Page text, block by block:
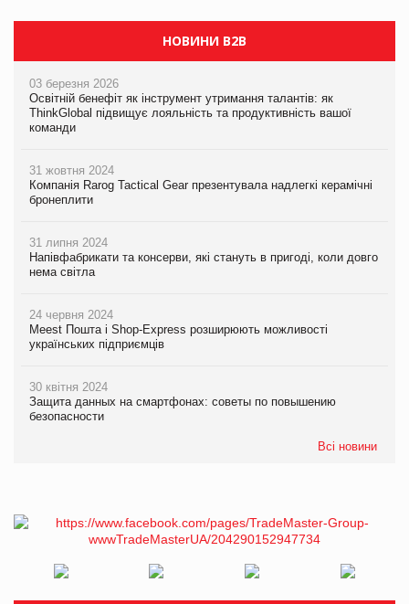
НОВИНИ B2B
03 березня 2026
Освітній бенефіт як інструмент утримання талантів: як
ThinkGlobal підвищує лояльність та продуктивність вашої
команди
31 жовтня 2024
Компанія Rarog Tactical Gear презентувала надлегкі керамічні
бронеплити
31 липня 2024
Напівфабрикати та консерви, які стануть в пригоді, коли довго
нема світла
24 червня 2024
Meest Пошта і Shop-Express розширюють можливості
українських підприємців
30 квітня 2024
Защита данных на смартфонах: советы по повышению
безопасности
Всі новини